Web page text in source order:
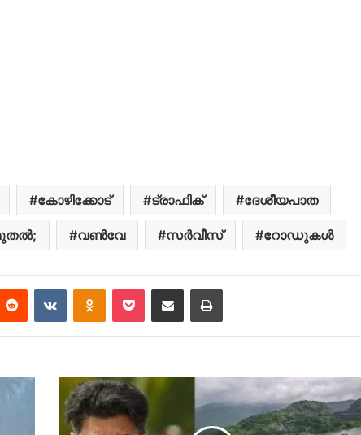
കോഴിക്കോട് ട്രാഫിക് ദേശീയപാത
വണ്‍വേ സർവീസ് റോഡുകൾ
Reddit VKontakteOdnoklassniki
Pocket Share via Email Print